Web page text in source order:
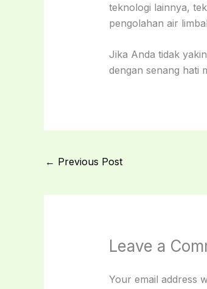
teknologi lainnya,
pengolahan air
Jika Anda tidak
dengan senang hati
← Previous Post
Leave a
Your email address